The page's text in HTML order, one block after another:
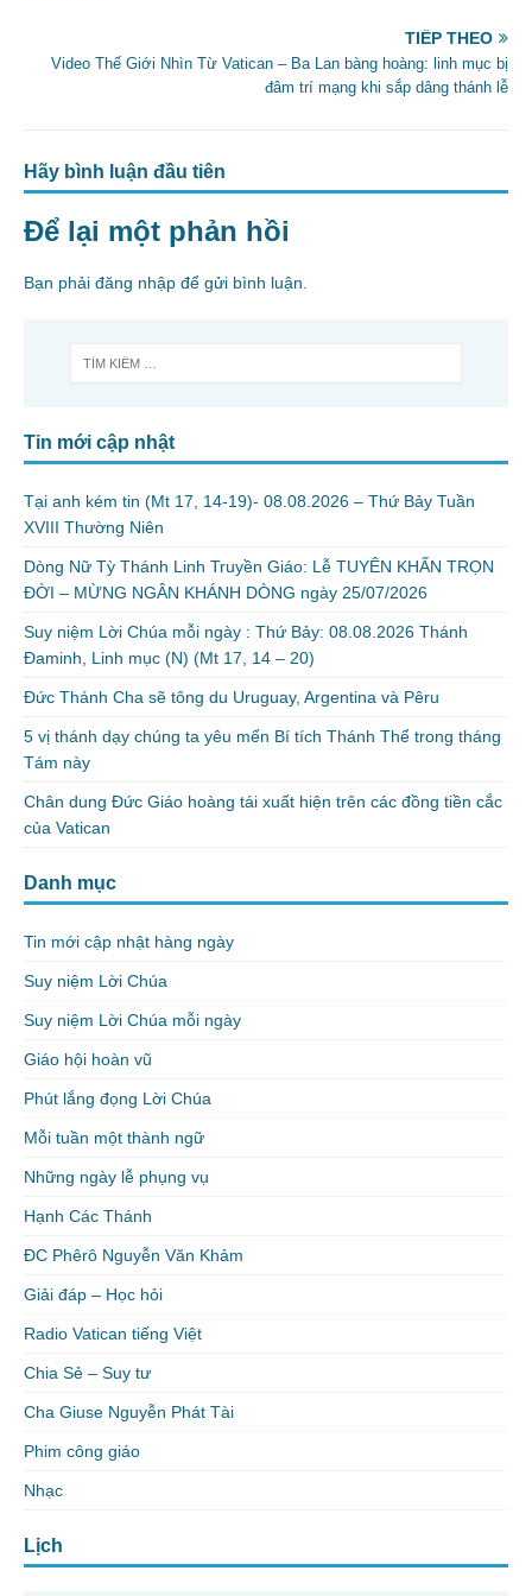
TIẾP THEO
Video Thế Giới Nhìn Từ Vatican – Ba Lan bàng hoàng: linh mục bị
đâm trí mạng khi sắp dâng thánh lễ
Hãy bình luận đầu tiên
Để lại một phản hồi
Bạn phải đăng nhập để gửi bình luận.
Tin mới cập nhật
Tại anh kém tin (Mt 17, 14-19)- 08.08.2026 – Thứ Bảy Tuần
XVIII Thường Niên
Dòng Nữ Tỳ Thánh Linh Truyền Giáo: Lễ TUYÊN KHẤN TRỌN
ĐỜI – MỪNG NGÂN KHÁNH DÒNG ngày 25/07/2026
Suy niệm Lời Chúa mỗi ngày : Thứ Bảy: 08.08.2026 Thánh
Đaminh, Linh mục (N) (Mt 17, 14 – 20)
Đức Thánh Cha sẽ tông du Uruguay, Argentina và Pêru
5 vị thánh dạy chúng ta yêu mến Bí tích Thánh Thể trong tháng
Tám này
Chân dung Đức Giáo hoàng tái xuất hiện trên các đồng tiền cắc
của Vatican
Danh mục
Tin mới cập nhật hàng ngày
Suy niệm Lời Chúa
Suy niệm Lời Chúa mỗi ngày
Giáo hội hoàn vũ
Phút lắng đọng Lời Chúa
Mỗi tuần một thành ngữ
Những ngày lễ phụng vụ
Hạnh Các Thánh
ĐC Phêrô Nguyễn Văn Khảm
Giải đáp – Học hỏi
Radio Vatican tiếng Việt
Chia Sẻ – Suy tư
Cha Giuse Nguyễn Phát Tài
Phim công giáo
Nhạc
Lịch